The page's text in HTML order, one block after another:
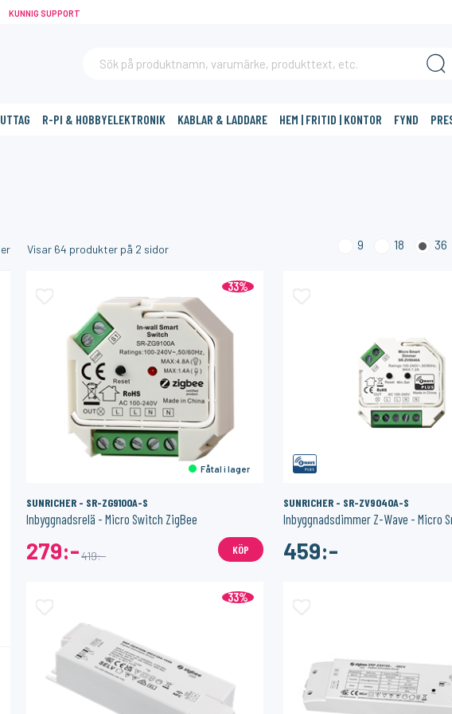
KUNNIG SUPPORT
R-PI & HOBBYELEKTRONIK KABLAR & LADDARE HEM | FRITID | KONTOR FYND
INTRESSERA DIG?
I lager
Homey Pro (2023/2026) väggfäste – Stilren och säker väggmontering
SONOFF
Zigbee USB Dongle Plus
279:-
SONOFF
Visar 64 produkter på 2 sidor 9 18 36
33%
Fåtal i lager
SUNRICHER - SR-ZG9100A-S
Inbyggnadsrelä - Micro Switch ZigBee
279:-419:- KÖP
SUNRICHER - SR-ZV9040A-S
Inbyggnadsdimmer Z-Wave - Micro
459:-
33%